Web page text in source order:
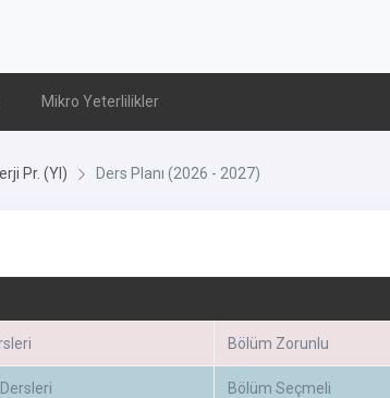
Mikro Yeterlilikler
Pr. (Yl) Ders Planı (2026 - 2027)
Bölüm Zorunlu
Bölüm Seçmeli